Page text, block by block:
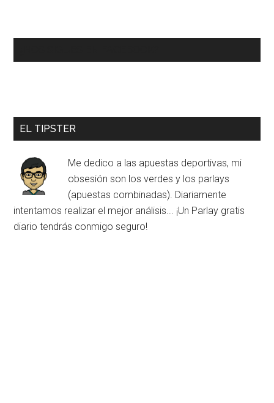
EL TIPSTER
Me dedico a las apuestas deportivas, mi
obsesión son los verdes y los parlays
(apuestas combinadas). Diariamente
intentamos realizar el mejor análisis... ¡Un Parlay gratis
diario tendrás conmigo seguro!